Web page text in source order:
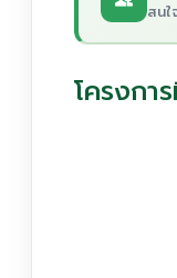
สนใ
โครงกา